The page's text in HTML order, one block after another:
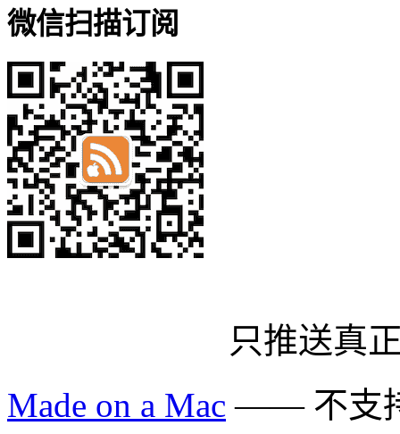
微信扫描订阅
只推送真
Made on a Mac —— 不支